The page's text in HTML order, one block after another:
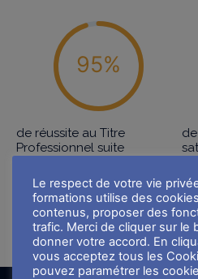
95%
de réussite au Titre
Professionnel suite
Statistiques datées de
Sur le panel de candidats
après un accompagnement VAE
Le respect de votre vie
formations utilise des
contenus, proposer des
trafic. Merci de cliquer sur le
donner votre accord. En
vous acceptez tous les
pouvez paramétrer les